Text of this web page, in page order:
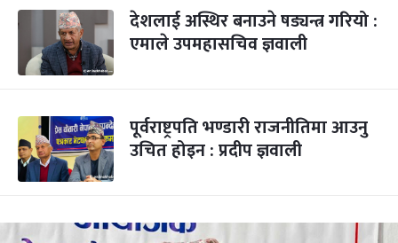
देशलाई अस्थिर बनाउने षड्यन्त्र गरियो :
एमाले उपमहासचिव ज्ञवाली
पूर्वराष्ट्रपति भण्डारी राजनीतिमा आउनु
उचित होइन : प्रदीप ज्ञवाली